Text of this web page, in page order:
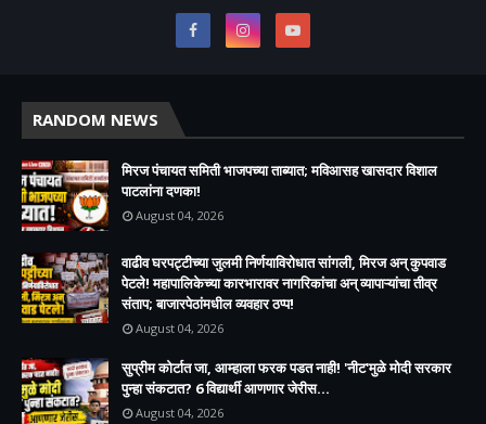
RANDOM NEWS
मिरज पंचायत समिती भाजपच्या ताब्यात; मविआसह खासदार विशाल
पाटलांना दणका!
August 04, 2026
वाढीव घरपट्टीच्या जुलमी निर्णयाविरोधात सांगली, मिरज अन् कुपवाड
पेटले! महापालिकेच्या कारभारावर नागरिकांचा अन् व्यापाऱ्यांचा तीव्र
संताप; बाजारपेठांमधील व्यवहार ठप्प!​
August 04, 2026
सुप्रीम कोर्टात जा, आम्हाला फरक पडत नाही! 'नीट'मुळे मोदी सरकार
पुन्हा संकटात? 6 विद्यार्थी आणणार जेरीस...
August 04, 2026